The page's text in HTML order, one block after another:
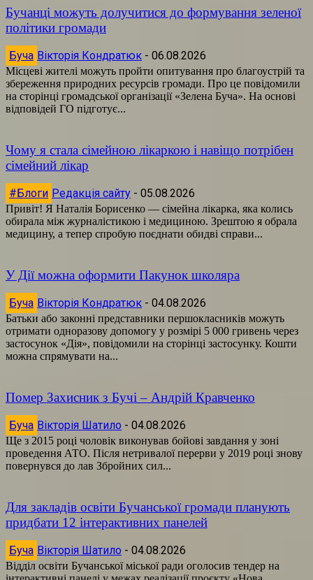
Бучанці можуть долучитися до формування зеленої
політики громади
Буча Вікторія Кондратюк - 06.08.2026
Місцеві жителі можуть пройти опитування про благоустрій та
збереження природних ресурсів громади. Про це повідомили
на сторінці громадської організації «Зелена Буча». На основі
відповідей ГО підготує...
Чому я стала сімейною лікаркою і навіщо потрібен
сімейний лікар
#Блоги Редакція сайту - 05.08.2026
Привіт! Я Наталія Борисенко — сімейна лікарка, яка колись
обирала між журналістикою і медициною. Зрештою я обрала
медицину, а тепер спробую поєднати обидві справи...
У Дії можна оформити Пакунок школяра
Буча Вікторія Кондратюк - 04.08.2026
Батьки або законні представники першокласників можуть
отримати одноразову допомогу у розмірі 5 000 гривень через
застосунок «Дія», повідомили на сторінці застосунку. Кошти
можна спрямувати на...
Помер Захисник з Бучі – Андрій Кравченко
Буча Вікторія Шатило - 04.08.2026
Ще з 2015 році чоловік виконував бойові завдання у зоні
проведення АТО. Після нетривалої перерви у 2019 році знову
повернувся до лав Збройних сил...
Для закладів освіти Бучанської громади планують
придбати 12 інтерактивних панелей
Буча Вікторія Шатило - 04.08.2026
Відділ освіти Бучанської міської ради оголосив тендер на